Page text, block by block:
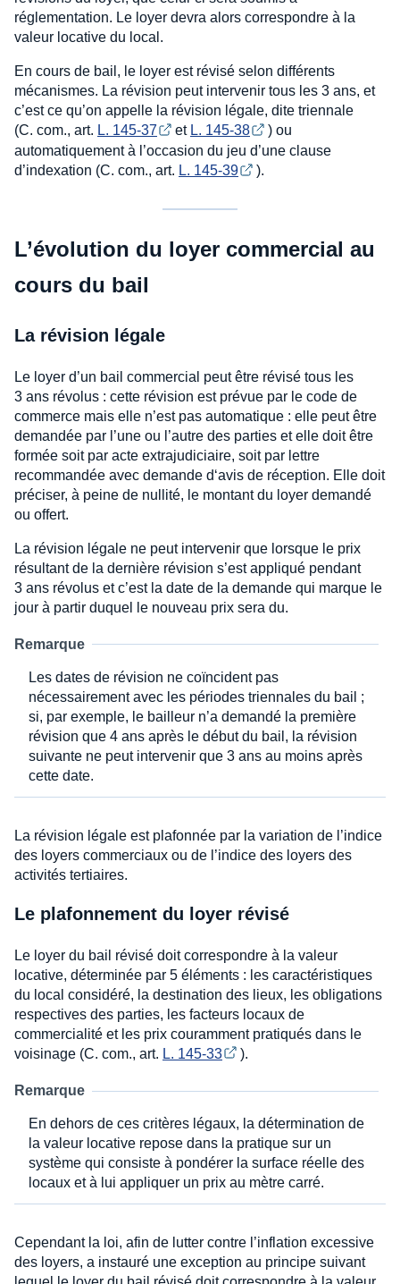
réglementation. Le loyer devra alors correspondre à la
valeur locative du local.
En cours de bail, le loyer est révisé selon différents
mécanismes. La révision peut intervenir tous les 3 ans, et
c’est ce qu’on appelle la révision légale, dite triennale
(C. com., art. L. 145-37 et L. 145-38
) ou
automatiquement à l’occasion du jeu d’une clause
d’indexation (C. com., art. L. 145-39 ).
L’évolution du loyer commercial au
cours du bail
La révision légale
Le loyer d’un bail commercial peut être révisé tous les
3 ans révolus : cette révision est prévue par le code de
commerce mais elle n’est pas automatique : elle peut être
demandée par l’une ou l’autre des parties et elle doit être
formée soit par acte extrajudiciaire, soit par lettre
recommandée avec demande d‘avis de réception. Elle doit
préciser, à peine de nullité, le montant du loyer demandé
ou offert.
La révision légale ne peut intervenir que lorsque le prix
résultant de la dernière révision s’est appliqué pendant
3 ans révolus et c’est la date de la demande qui marque le
jour à partir duquel le nouveau prix sera du.
Remarque
Les dates de révision ne coïncident pas
nécessairement avec les périodes triennales du bail ;
si, par exemple, le bailleur n’a demandé la première
révision que 4 ans après le début du bail, la révision
suivante ne peut intervenir que 3 ans au moins après
cette date.
La révision légale est plafonnée par la variation de l’indice
des loyers commerciaux ou de l’indice des loyers des
activités tertiaires.
Le plafonnement du loyer révisé
Le loyer du bail révisé doit correspondre à la valeur
locative, déterminée par 5 éléments : les caractéristiques
du local considéré, la destination des lieux, les obligations
respectives des parties, les facteurs locaux de
commercialité et les prix couramment pratiqués dans le
voisinage (C. com., art. L. 145-33 ).
Remarque
En dehors de ces critères légaux, la détermination de
la valeur locative repose dans la pratique sur un
système qui consiste à pondérer la surface réelle des
locaux et à lui appliquer un prix au mètre carré.
Cependant la loi, afin de lutter contre l’inflation excessive
des loyers, a instauré une exception au principe suivant